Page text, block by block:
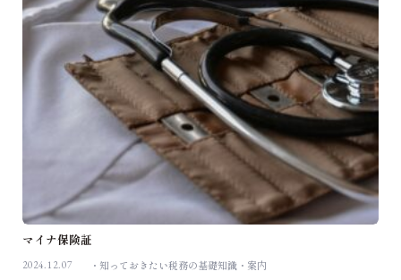
マイナ保険証
2024.12.07 知っておきたい税務の基礎知識 案内